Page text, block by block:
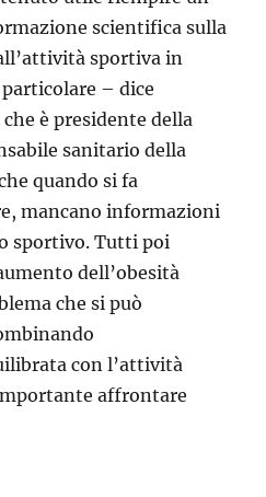
scientifica sulla
sportiva in
– dice
è presidente della
sanitario della
quando si fa
mancano informazioni
sportivo. Tutti poi
dell’obesità
che si può
con l’attività
affrontare